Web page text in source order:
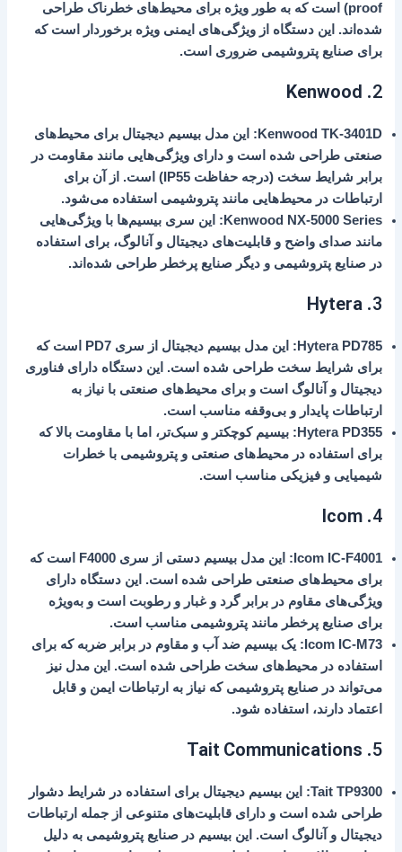
proof) است که به طور ویژه برای محیط‌های خطرناک طراحی
شده‌اند. این دستگاه از ویژگی‌های ایمنی ویژه برخوردار است که
برای صنایع پتروشیمی ضروری است.
2.
Kenwood
Kenwood TK-3401D : این مدل بیسیم دیجیتال برای محیط‌های
صنعتی طراحی شده است و دارای ویژگی‌هایی مانند مقاومت در
برابر شرایط سخت (درجه حفاظت IP55) است. از آن برای
ارتباطات در محیط‌هایی مانند پتروشیمی استفاده می‌شود.
Kenwood NX-5000 Series : این سری بیسیم‌ها با ویژگی‌هایی
مانند صدای واضح و قابلیت‌های دیجیتال و آنالوگ، برای استفاده
در صنایع پتروشیمی و دیگر صنایع پرخطر طراحی شده‌اند.
3.
Hytera
Hytera PD785 : این مدل بیسیم دیجیتال از سریPD7
است که
برای شرایط سخت طراحی شده است. این دستگاه دارای فناوری
دیجیتال و آنالوگ است و برای محیط‌های صنعتی با نیاز به
ارتباطات پایدار و بی‌وقفه مناسب است.
Hytera PD355 : بیسیم کوچکتر و سبک‌تر، اما با مقاومت بالا که
برای استفاده در محیط‌های صنعتی و پتروشیمی با خطرات
شیمیایی و فیزیکی مناسب است.
4.
Icom
Icom IC-F4001 : این مدل بیسیم دستی از سریF4000
است که
برای محیط‌های صنعتی طراحی شده است. این دستگاه دارای
ویژگی‌های مقاوم در برابر گرد و غبار و رطوبت است و به‌ویژه
برای صنایع پرخطر مانند پتروشیمی مناسب است.
Icom IC-M73 : یک بیسیم ضد آب و مقاوم در برابر ضربه که برای
استفاده در محیط‌های سخت طراحی شده است. این مدل نیز
می‌تواند در صنایع پتروشیمی که نیاز به ارتباطات ایمن و قابل
اعتماد دارند، استفاده شود.
5.
Tait Communications
Tait TP9300: این بیسیم دیجیتال برای استفاده در شرایط دشوار
طراحی شده است و دارای قابلیت‌های متنوعی از جمله ارتباطات
دیجیتال و آنالوگ است. این بیسیم در صنایع پتروشیمی به دلیل